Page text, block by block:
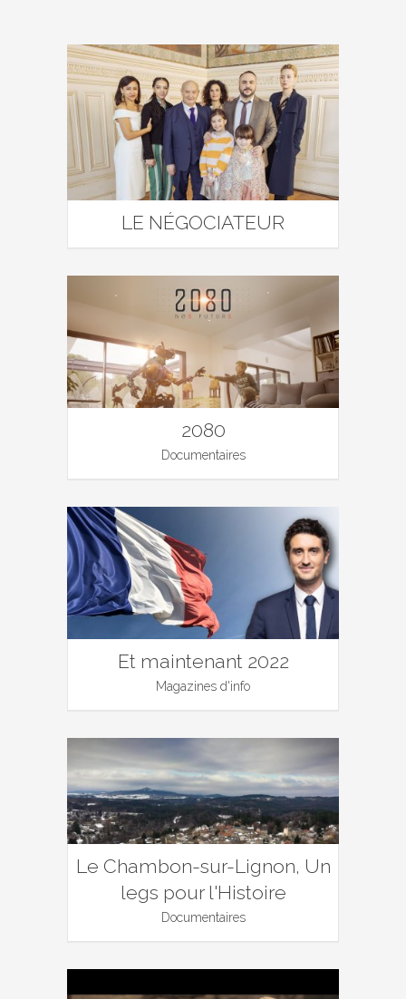
LE NÉGOCIATEUR
2080
Documentaires
Et maintenant 2022
Magazines d'info
Le Chambon-sur-Lignon, Un
legs pour l'Histoire
Documentaires